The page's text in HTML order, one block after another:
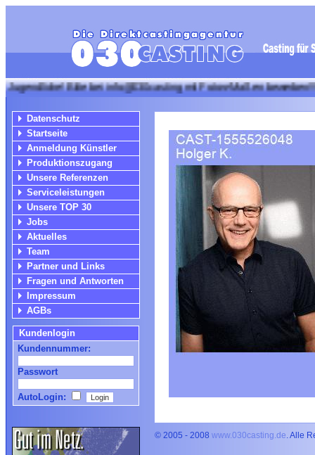
Bitte bei info@030casting mit Fotos+Maßen bewerben!!! + + +
Datenschutz
Startseite
Anmeldung Künstler
Produktionszugang
Unsere Referenzen
Serviceleistungen
Unsere TOP 30
Jobs
Aktuelles
Team
Partner und Links
Fragen und Antworten
Impressum
AGBs
Kundenlogin
Kundennummer:
Passwort
AutoLogin:
© 2005 - 2008 www.030casting.de. Alle